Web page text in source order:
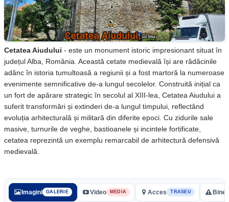
Cetatea Aiudului - este un monument istoric impresionant situat în
județul Alba, România. Această cetate medievală își are rădăcinile
adânc în istoria tumultoasă a regiunii și a fost martoră la numeroase
evenimente semnificative de-a lungul secolelor. Construită inițial ca
un fort de apărare strategic în secolul al XIII-lea, Cetatea Aiudului a
suferit transformări și extinderi de-a lungul timpului, reflectând
evoluția arhitecturală și militară din diferite epoci. Cu zidurile sale
masive, turnurile de veghe, bastioanele și incintele fortificate,
cetatea reprezintă un exemplu remarcabil de arhitectură defensivă
medievală.
Imagini GALERIE Video MEDIA Acces TRASEU Bine